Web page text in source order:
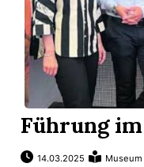
Führung
14.03.2025 Museum